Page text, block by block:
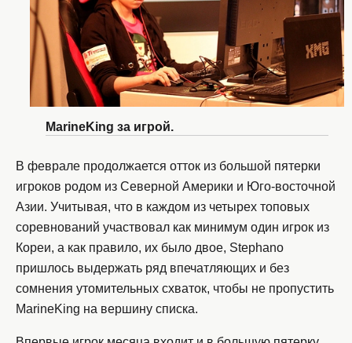
MarineKing за игрой.
В феврале продолжается отток из большой пятерки
игроков родом из Северной Америки и Юго-восточной
Азии. Учитывая, что в каждом из четырех топовых
соревнований участвовал как минимум один игрок из
Кореи, а как правило, их было двое, Stephano
пришлось выдержать ряд впечатляющих и без
сомнения утомительных схваток, чтобы не пропустить
MarineKing на вершину списка.